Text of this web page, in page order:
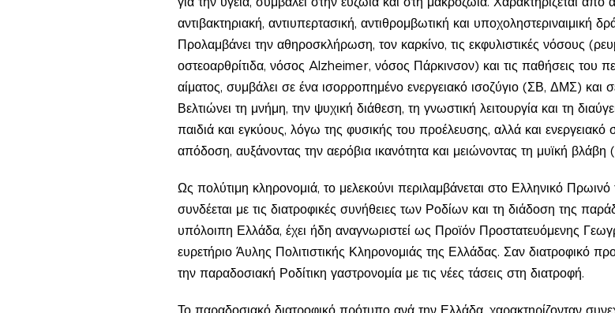
αντιβακτηριακή, αντιυπερτασική, αντιθρομβωτική και υποχοληστεριναιμική
Προλαμβάνει την αθηροσκλήρωση, τον καρκίνο, τις εκφυλιστικές νόσους
οστεοαρθρίτιδα, νόσος Alzheimer, νόσος Πάρκινσον) και τις παθήσεις του
αίματος, συμβάλει σε ένα ισορροπημένο ενεργειακό ισοζύγιο (ΣΒ, ΔΜΣ) και
Βελτιώνει τη μνήμη, την ψυχική διάθεση, τη γνωστική λειτουργία και τη
παιδιά και εγκύους, λόγω της φυσικής του προέλευσης, αλλά και ενεργειακό
απόδοση, αυξάνοντας την αερόβια ικανότητα και μειώνοντας τη μυϊκή
Ως πολύτιμη κληρονομιά, το μελεκούνι περιλαμβάνεται στο Ελληνικό
συνδέεται με τις διατροφικές συνήθειες των Ροδίων και τη διάδοση της
υπόλοιπη Ελλάδα, έχει ήδη αναγνωριστεί ως Προϊόν Προστατευόμενης
ευρετήριο Άυλης Πολιτιστικής Κληρονομιάς της Ελλάδας. Σαν διατροφικό
την παραδοσιακή Ροδίτικη γαστρονομία με τις νέες τάσεις στη διατροφή.